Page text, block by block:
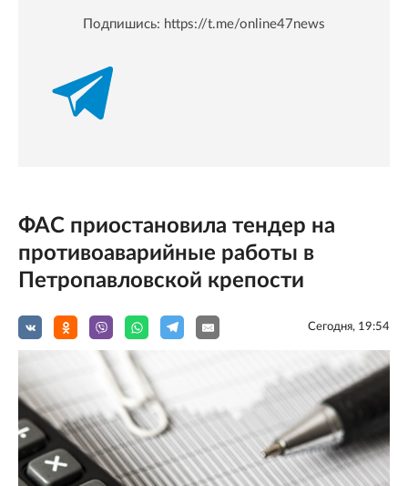
Подпишись: https://t.me/online47news
ФАС приостановила тендер на
противоаварийные работы в
Петропавловской крепости
Сегодня, 19:54